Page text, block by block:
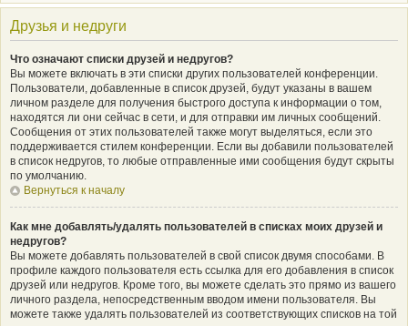
Друзья и недруги
Что означают списки друзей и недругов?
Вы можете включать в эти списки других пользователей конференции.
Пользователи, добавленные в список друзей, будут указаны в вашем
личном разделе для получения быстрого доступа к информации о том,
находятся ли они сейчас в сети, и для отправки им личных сообщений.
Сообщения от этих пользователей также могут выделяться, если это
поддерживается стилем конференции. Если вы добавили пользователей
в список недругов, то любые отправленные ими сообщения будут скрыты
по умолчанию.
Вернуться к началу
Как мне добавлять/удалять пользователей в списках моих друзей и
недругов?
Вы можете добавлять пользователей в свой список двумя способами. В
профиле каждого пользователя есть ссылка для его добавления в список
друзей или недругов. Кроме того, вы можете сделать это прямо из вашего
личного раздела, непосредственным вводом имени пользователя. Вы
можете также удалять пользователей из соответствующих списков на той